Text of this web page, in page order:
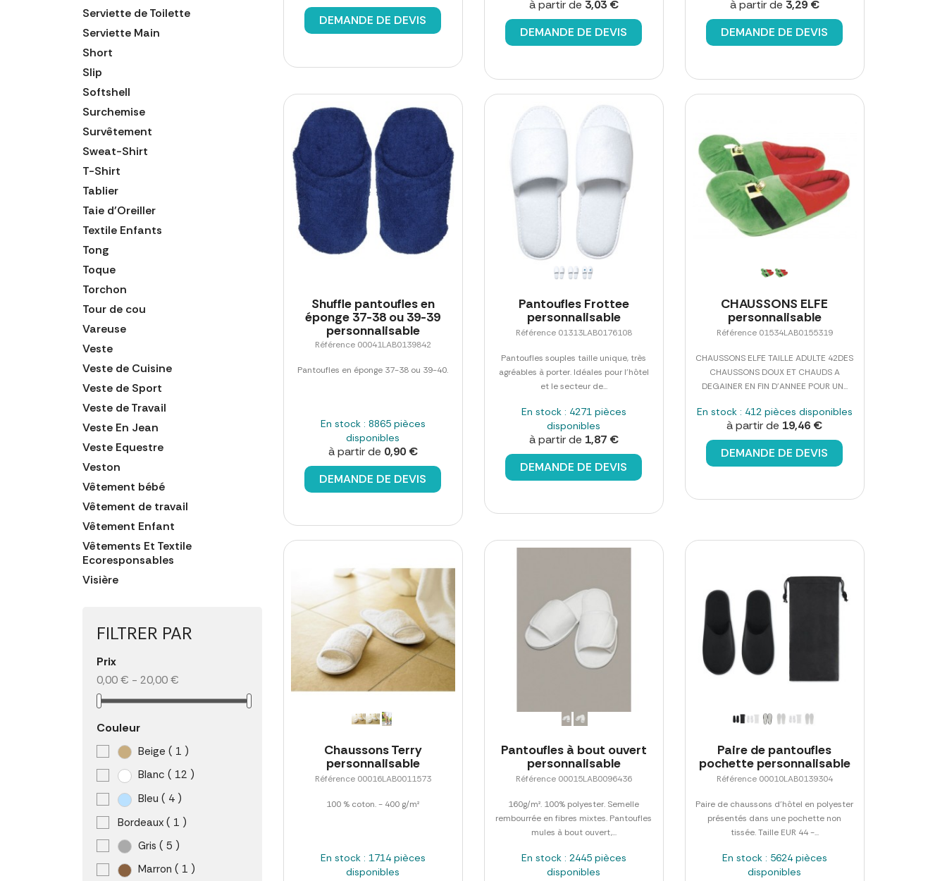
Serviette de Toilette
Serviette Main
Short
Slip
Softshell
Surchemise
Survêtement
Sweat-Shirt
T-Shirt
Tablier
Taie d'Oreiller
Textile Enfants
Tong
Toque
Torchon
Tour de cou
Vareuse
Veste
Veste de Cuisine
Veste de Sport
Veste de Travail
Veste En Jean
Veste Equestre
Veston
Vêtement bébé
Vêtement de travail
Vêtement Enfant
Vêtements Et Textile
Ecoresponsables
Visière
FILTRER PAR
Prix
0,00 € - 20,00 €
Couleur
Beige ( 1 )
Blanc ( 12 )
Bleu ( 4 )
Bordeaux ( 1 )
Gris ( 5 )
Marron ( 1 )
DEMANDE DE DEVIS
à partir de 3,03 €
DEMANDE DE DEVIS
à partir de 3,29 €
DEMANDE DE DEVIS
Shuffle pantoufles en
éponge 37-38 ou 39-39
personnalisable
Référence 00041LAB0139842
Pantoufles en éponge 37-38 ou 39-40.
En stock : 8865 pièces
disponibles
à partir de 0,90 €
DEMANDE DE DEVIS
Pantoufles Frottee
personnalisable
Référence 01313LAB0176108
Pantoufles souples taille unique, très
agréables à porter. Idéales pour l'hôtel
et le secteur de...
En stock : 4271 pièces
disponibles
à partir de 1,87 €
DEMANDE DE DEVIS
CHAUSSONS ELFE
personnalisable
Référence 01534LAB0155319
CHAUSSONS ELFE TAILLE ADULTE 42DES
CHAUSSONS DOUX ET CHAUDS A
DEGAINER EN FIN D'ANNEE POUR UN...
En stock : 412 pièces disponibles
à partir de 19,46 €
DEMANDE DE DEVIS
Chaussons Terry
personnalisable
Référence 00016LAB0011573
100 % coton. - 400 g/m²
En stock : 1714 pièces
disponibles
Pantoufles à bout ouvert
personnalisable
Référence 00015LAB0096436
160g/m². 100% polyester. Semelle
rembourrée en fibres mixtes. Pantoufles
mules à bout ouvert,...
En stock : 2445 pièces
disponibles
Paire de pantoufles
pochette personnalisable
Référence 00010LAB0139304
Paire de chaussons d'hôtel en polyester
présentés dans une pochette non
tissée. Taille EUR 44 -...
En stock : 5624 pièces
disponibles